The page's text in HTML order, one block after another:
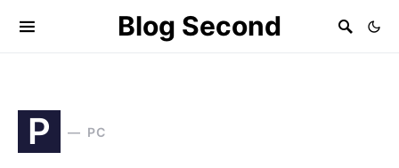
Blog Second
P PC